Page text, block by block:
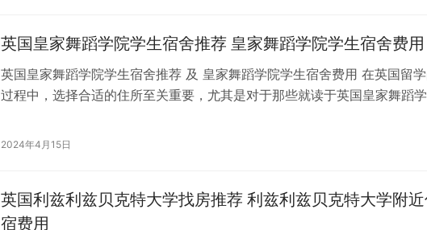
英国皇家舞蹈学院学生宿舍推荐 皇家舞蹈学院学生宿舍费用
英国皇家舞蹈学院学生宿舍推荐 及 皇家舞蹈学院学生宿舍费用 在英国留
过程中，选择合适的住所至关重要，尤其是对于那些就读于英国皇家舞蹈学
2024年4月15日
英国利兹利兹贝克特大学找房推荐 利兹利兹贝克特大学附
宿费用